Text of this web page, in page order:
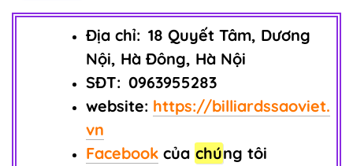
Địa chỉ: 18 Quyết Tâm, Dương
Nội, Hà Đông, Hà Nội
SĐT: 0963955283
website: https://billiardssaoviet.
vn
Facebook của chúng tôi